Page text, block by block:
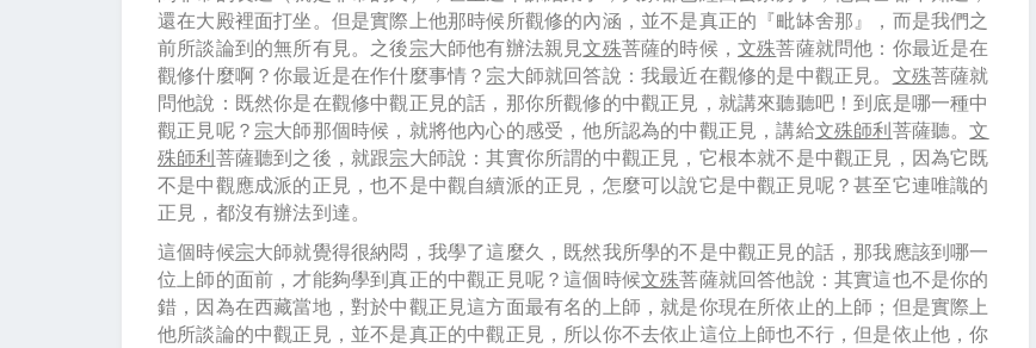
還在大殿裡面打坐。但是實際上他那時候所觀修的內涵，並不是真正的『毗缽舍那』，而是我們之
前所談論到的無所有見。之後宗大師他有辦法親見文殊菩薩的時候，文殊菩薩就問他：你最近是在
觀修什麼啊？你最近是在作什麼事情？ 宗大師就回答說：我最近在觀修的是中觀正見。 文殊菩薩就
問他說：既然你是在觀修中觀正見的話，那你所觀修的中觀正見，就講來聽聽吧！到底是哪一種中
觀正見呢？ 宗大師那個時候，就將他內心的感受，他所認為的中觀正見，講給文殊師利菩薩聽。文
殊師利菩薩聽到之後，就跟宗大師說：其實你所謂的中觀正見，它根本就不是中觀正見，因為它既
不是中觀應成派的正見，也不是中觀自續派的正見，怎麼可以說它是中觀正見呢？甚至它連唯識的
正見，都沒有辦法到達。
這個時候宗大師就覺得很納悶，我學了這麼久，既然我所學的不是中觀正見的話，那我應該到哪一
位上師的面前，才能夠學到真正的中觀正見呢？這個時候文殊菩薩就回答他說：其實這也不是你的
錯，因為在西藏當地，對於中觀正見這方面最有名的上師，就是你現在所依止的上師；但是實際上
他所談論的中觀正見，並不是真正的中觀正見，所以你不去依止這位上師也不行，但是依止他，你